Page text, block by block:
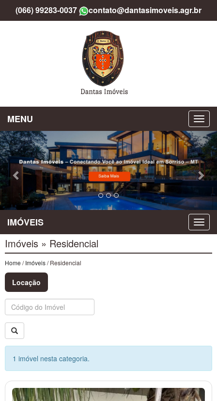
(066) 99283-0037 contato@dantasimoveis.agr.br
MENU
Previous
IMÓVEIS
Imóveis » Residencial
Home /Imóveis/ Residencial
Locação
Buscar
1 imóvel nesta categoria.